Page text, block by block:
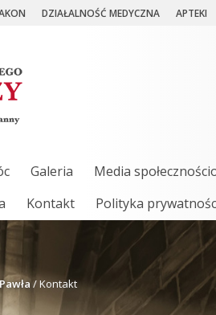
DZIAŁALNOŚĆ MEDYCZNA APTEKI
Galeria Media
Kontakt Polityka
/Kontakt